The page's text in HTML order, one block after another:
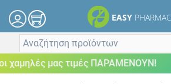
EASY
μας τιμές ΠΑΡΑΜΕΝΟΥΝ!